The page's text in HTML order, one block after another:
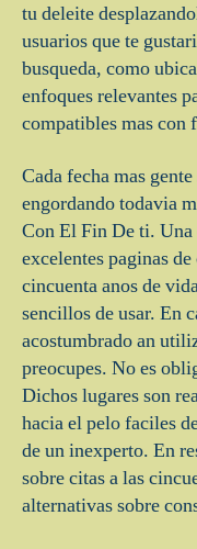
tu deleite
usuarios que te
busqueda, como
enfoques relevantes
compatibles mas con
Cada fecha mas
engordando todavia
Con El Fin De ti. Una
excelentes paginas
cincuenta anos de
sencillos de usar. En
acostumbrado an
preocupes. No es
Dichos lugares son
hacia el pelo faciles
de un inexperto. En
sobre citas a las
alternativas sobre